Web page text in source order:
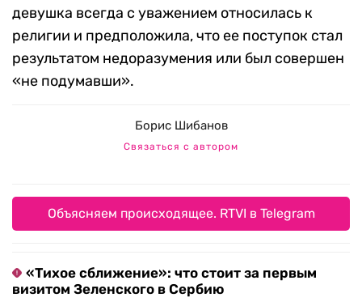
девушка всегда с уважением относилась к
религии и предположила, что ее поступок стал
результатом недоразумения или был совершен
«не подумавши».
Борис Шибанов
Связаться с автором
Объясняем происходящее. RTVI в Telegram
«Тихое сближение»: что стоит за первым
визитом Зеленского в Сербию